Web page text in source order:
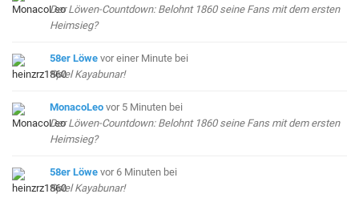
Der Löwen-Countdown: Belohnt 1860 seine Fans mit dem ersten
Heimsieg?
58er Löwe vor einer Minute bei
Spiel Kayabunar!
MonacoLeo vor 5 Minuten bei
Der Löwen-Countdown: Belohnt 1860 seine Fans mit dem ersten
Heimsieg?
58er Löwe vor 6 Minuten bei
Spiel Kayabunar!